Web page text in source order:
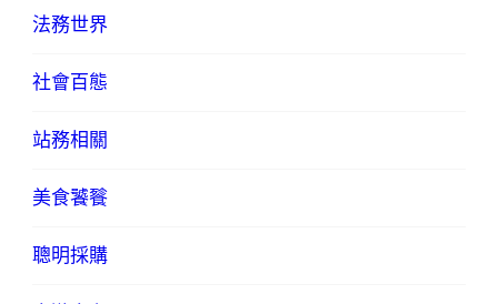
法務世界
社會百態
站務相關
美食饕餮
聰明採購